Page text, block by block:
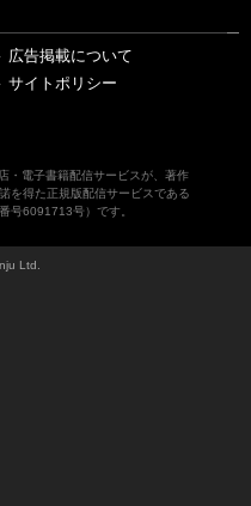
広告掲載について
サイトポリシー
・電子書籍配信サービスが、著作
を得た正規版配信サービスである
号6091713号）です。
Ltd.